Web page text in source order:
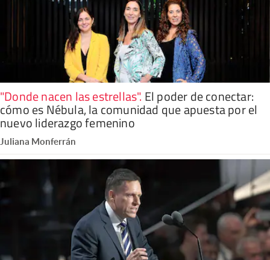
"Donde nacen las estrellas". El poder de conectar:
cómo es Nébula, la comunidad que apuesta por el
nuevo liderazgo femenino
Juliana Monferrán